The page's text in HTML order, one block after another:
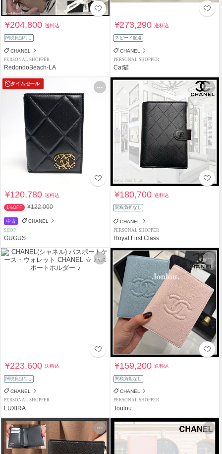
¥204,800送料込
関税負担なし
CHANEL
PERSONAL SHOPPER
RedondoBeach-LA
¥273,290送料込
スピード配送
CHANEL
PERSONAL SHOPPER
Cat猫
タイムセール
¥120,780送料込
1%OFF ¥122,000
中古 CHANEL
SHOP
GUGUS
¥180,700送料込
関税負担なし
CHANEL
PERSONAL SHOPPER
Royal First Class
¥223,600送料込
関税負担なし
CHANEL
PERSONAL SHOPPER
LUXIRA
¥159,200送料込
関税負担なし
CHANEL
PERSONAL SHOPPER
.loulou.